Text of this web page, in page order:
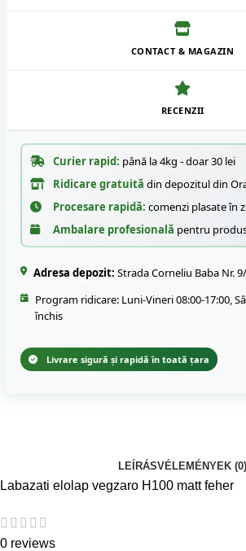
CONTACT & MAGAZIN
RECENZII
Curier rapid: până la 4kg - doar 30 lei
Ridicare gratuită din depozitul din
Procesare rapidă: comenzi plasate în
Ambalare profesională pentru
Adresa depozit: Strada Corneliu Baba Nr.
Program ridicare: Luni-Vineri 08:00-17:00,
închis
Livrare sigură și rapidă în toată țara
LEÍRÁSVÉLEMÉNYEK (0)
Labazati elolap vegzaro H100 matt feher
0 reviews